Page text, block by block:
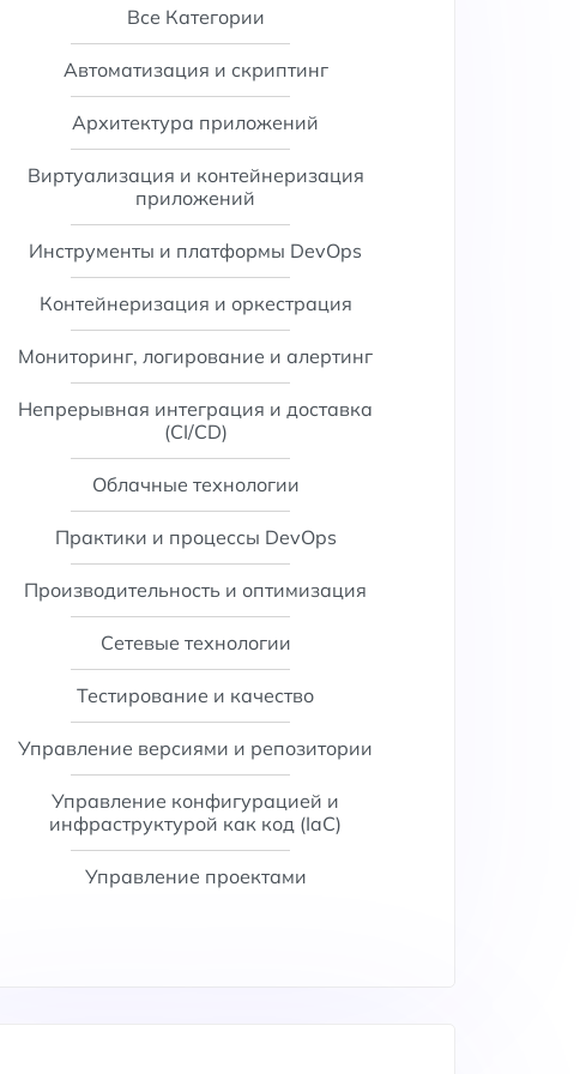
Все Категории
Автоматизация и скриптинг
Архитектура приложений
Виртуализация и контейнеризация
приложений
Инструменты и платформы DevOps
Контейнеризация и оркестрация
Мониторинг, логирование и алертинг
Непрерывная интеграция и доставка
(CI/CD)
Облачные технологии
Практики и процессы DevOps
Производительность и оптимизация
Сетевые технологии
Тестирование и качество
Управление версиями и репозитории
Управление конфигурацией и
инфраструктурой как код (IaC)
Управление проектами